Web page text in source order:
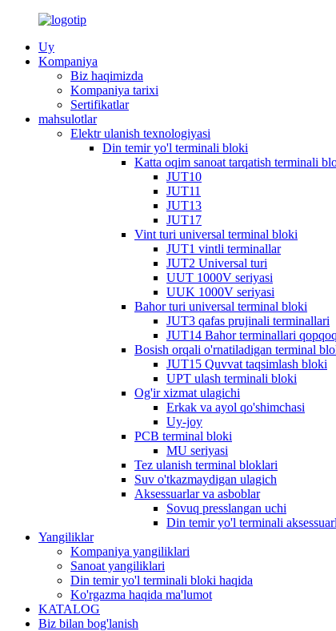
Uy
Kompaniya
Biz haqimizda
Kompaniya tarixi
Sertifikatlar
mahsulotlar
Elektr ulanish texnologiyasi
Din temir yo'l terminali bloki
Katta oqim sanoat tarqatish terminali
JUT10
JUT11
JUT13
JUT17
Vint turi universal terminal bloki
JUT1 vintli terminallar
JUT2 Universal turi
UUT 1000V seriyasi
UUK 1000V seriyasi
Bahor turi universal terminal bloki
JUT3 qafas prujinali terminallari
JUT14 Bahor terminallari
Bosish orqali o'rnatiladigan terminal
JUT15 Quvvat taqsimlash bloki
UPT ulash terminali bloki
Og'ir xizmat ulagichi
Erkak va ayol qo'shimchasi
Uy-joy
PCB terminal bloki
MU seriyasi
Tez ulanish terminal bloklari
Suv o'tkazmaydigan ulagich
Aksessuarlar va asboblar
Sovuq presslangan uchi
Din temir yo'l terminali
Yangiliklar
Kompaniya yangiliklari
Sanoat yangiliklari
Din temir yo'l terminali bloki haqida
Ko'rgazma haqida ma'lumot
KATALOG
Biz bilan bog'lanish